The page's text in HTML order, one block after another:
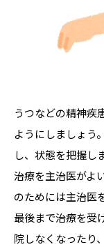
うつなどの精神疾
ようにしましょう
し、状態を把握し
治療を主治医がよ
のためには主治医
最後まで治療を受
院しなくなったり